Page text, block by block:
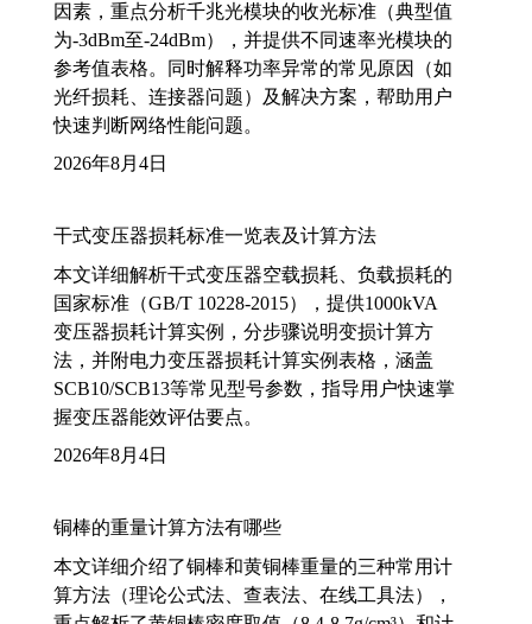
因素，重点分析千兆光模块的收光标准（典型值
为-3dBm至-24dBm），并提供不同速率光模块的
参考值表格。同时解释功率异常的常见原因（如
光纤损耗、连接器问题）及解决方案，帮助用户
快速判断网络性能问题。
2026年8月4日
干式变压器损耗标准一览表及计算方法
本文详细解析干式变压器空载损耗、负载损耗的
国家标准（GB/T 10228-2015），提供1000kVA
变压器损耗计算实例，分步骤说明变损计算方
法，并附电力变压器损耗计算实例表格，涵盖
SCB10/SCB13等常见型号参数，指导用户快速掌
握变压器能效评估要点。
2026年8月4日
铜棒的重量计算方法有哪些
本文详细介绍了铜棒和黄铜棒重量的三种常用计
算方法（理论公式法、查表法、在线工具法），